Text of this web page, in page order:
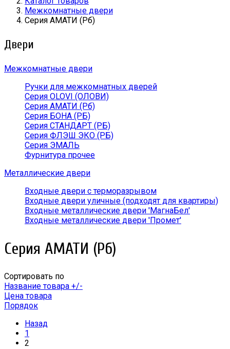
Межкомнатные двери
Серия АМАТИ (Рб)
Двери
Межкомнатные двери
Ручки для межкомнатных дверей
Серия OLOVI (ОЛОВИ)
Серия АМАТИ (Рб)
Серия БОНА (РБ)
Серия СТАНДАРТ (РБ)
Серия ФЛЭШ ЭКО (РБ)
Серия ЭМАЛЬ
Фурнитура прочее
Металлические двери
Входные двери с терморазрывом
Входные двери уличные (подходят для квартиры)
Входные металлические двери 'МагнаБел'
Входные металлические двери 'Промет'
Серия АМАТИ (Рб)
Сортировать по
Название товара +/-
Цена товара
Порядок
Назад
1
2